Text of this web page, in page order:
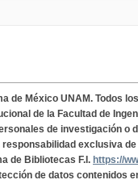
de México UNAM. Todos
de la Facultad de
de investigación o
exclusiva
de Bibliotecas F.I. https://
de datos contenidos